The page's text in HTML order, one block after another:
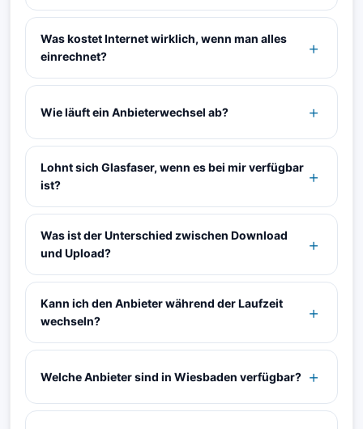
Was kostet Internet wirklich, wenn man alles
einrechnet?
Wie läuft ein Anbieterwechsel ab?
Lohnt sich Glasfaser, wenn es bei mir verfügbar
ist?
Was ist der Unterschied zwischen Download
und Upload?
Kann ich den Anbieter während der Laufzeit
wechseln?
Welche Anbieter sind in Wiesbaden verfügbar?